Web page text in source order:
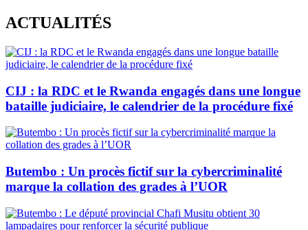
Skip
to
content
ACTUALITÉS
CIJ : la RDC et le Rwanda engagés dans une longue
bataille judiciaire, le calendrier de la procédure fixé
Butembo : Un procès fictif sur la cybercriminalité
marque la collation des grades à l’UOR